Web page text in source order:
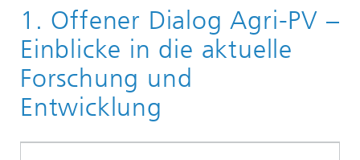
Veranstaltungen
Vergangene Veranstaltungen
1. Offener Dialog Agri-PV –
Einblicke in die aktuelle
Forschung und
Entwicklung